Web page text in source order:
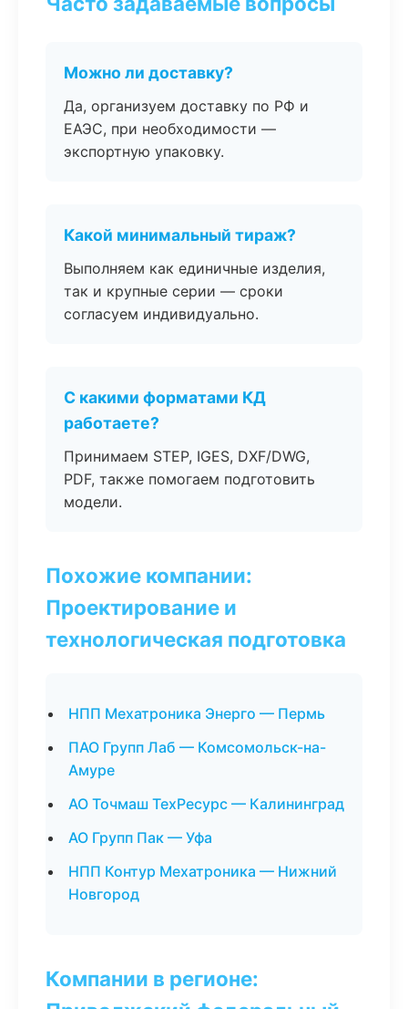
Можно ли доставку?
Да, организуем доставку по РФ и
ЕАЭС, при необходимости —
экспортную упаковку.
Какой минимальный тираж?
Выполняем как единичные изделия,
так и крупные серии — сроки
согласуем индивидуально.
С какими форматами КД
работаете?
Принимаем STEP, IGES, DXF/DWG,
PDF, также помогаем подготовить
модели.
Похожие компании:
Проектирование и
технологическая подготовка
НПП Мехатроника Энерго — Пермь
ПАО Групп Лаб — Комсомольск-на-
Амуре
АО Точмаш ТехРесурс — Калининград
АО Групп Пак — Уфа
НПП Контур Мехатроника — Нижний
Новгород
Компании в регионе: